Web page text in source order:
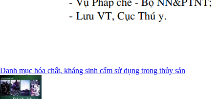
Danh mục hóa chất, kháng sinh cấm sử dụng trong thủy sản